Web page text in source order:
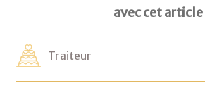
avec cet article
Traiteur